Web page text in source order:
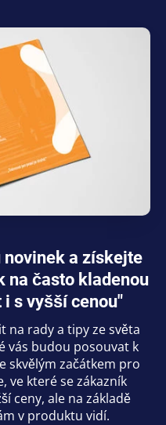
a získejte
na často kladenou
s vyšší cenou"
na rady a tipy ze světa
vás budou posouvat k
skvělým začátkem pro
které se zákazník
ceny, ale na základě
v produktu vidí.